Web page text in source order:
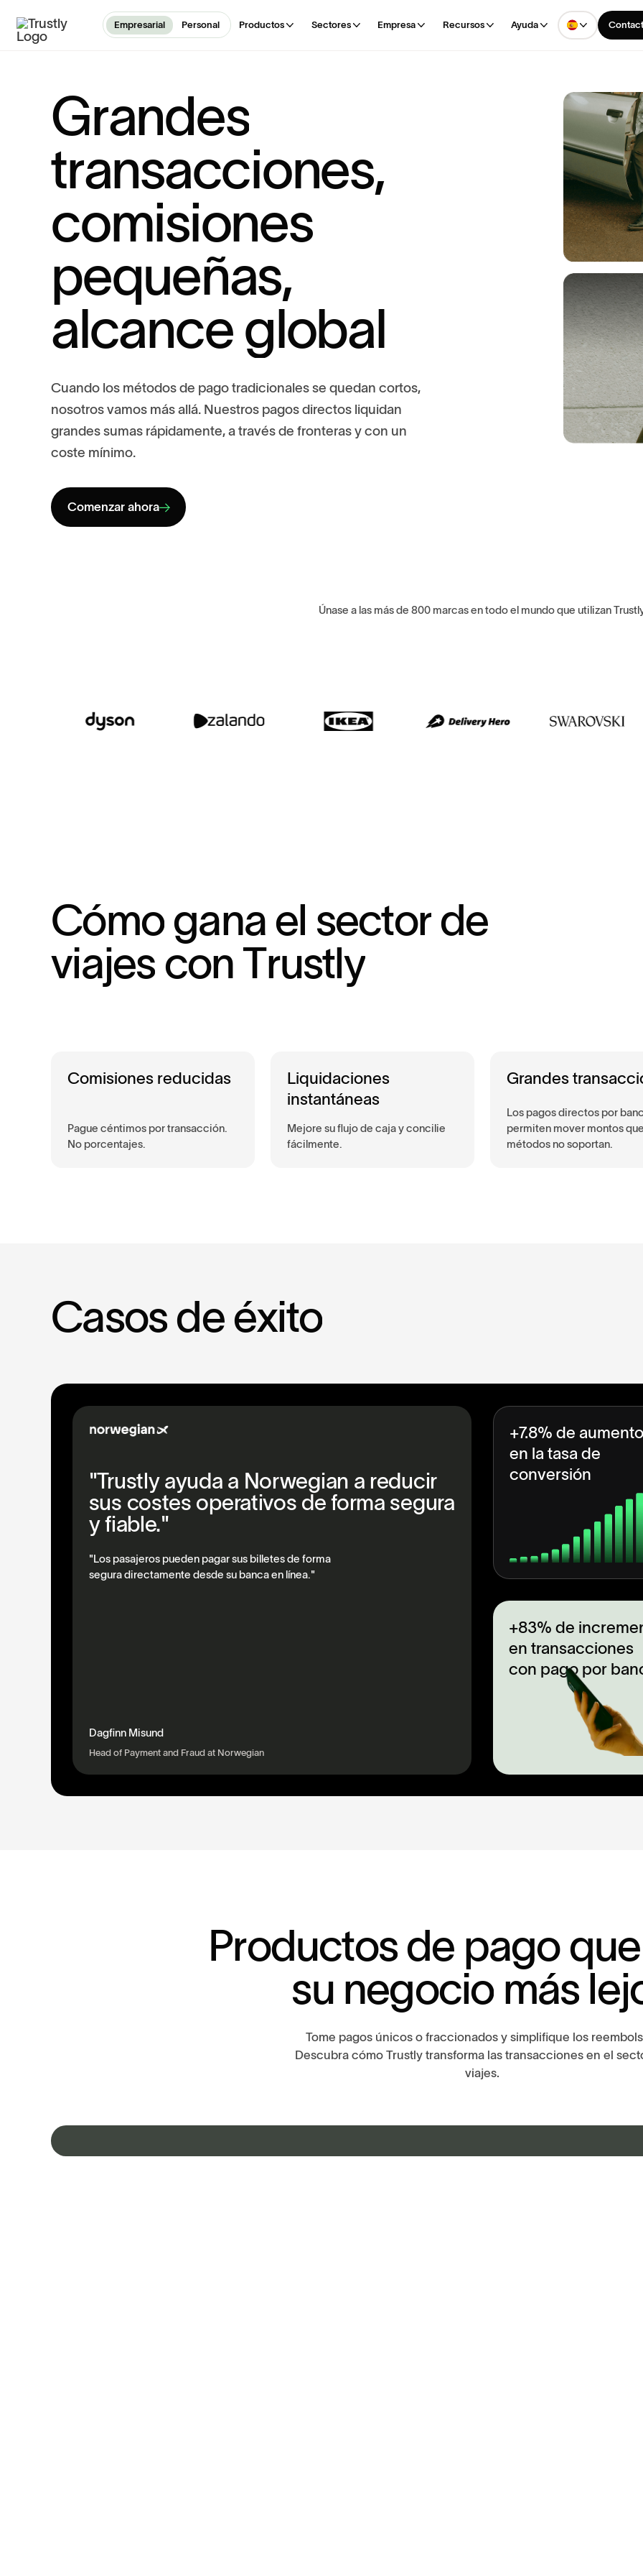
Empresarial Personal Productos Sectores Empresa Recursos Ayuda
Grandes
transacciones,
comisiones
pequeñas,
alcance global
Cuando los métodos de pago tradicionales se quedan cortos,
nosotros vamos más allá. Nuestros pagos directos liquidan
grandes sumas rápidamente, a través de fronteras y con un
coste mínimo.
Comenzar ahora
Únase a las más de 800 marcas en todo el mundo que utilizan
Cómogana el sectorde
viajes con Trustly
Comisiones reducidas
Pague céntimos por transacción.
No porcentajes.
Liquidaciones
instantáneas
Mejore su flujo de caja y concilie
fácilmente.
Grandes
Los pagos directos por
permiten mover montos
métodos no soportan.
Casosdeéxito
"Trustly ayuda a Norwegian a reducir
sus costes operativos de forma segura
y fiable."
"Los pasajeros pueden pagar sus billetes de forma
segura directamente desde su banca en línea."
Dagfinn Misund
Head of Payment and Fraud at Norwegian
+7.8% de
en la tasa de
conversión
+83% de
en transacciones
con pago por
Productosde pago que
su negocio más lej
Tome pagos únicos o fraccionados y simplifique los
Descubra cómo Trustly transforma las transacciones en el
viajes.